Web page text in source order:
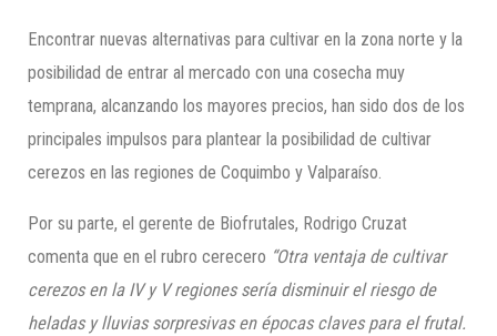
Encontrar nuevas alternativas para cultivar en la zona norte y la
posibilidad de entrar al mercado con una cosecha muy
temprana, alcanzando los mayores precios, han sido dos de los
principales impulsos para plantear la posibilidad de cultivar
cerezos en las regiones de Coquimbo y Valparaíso.
Por su parte, el gerente de Biofrutales, Rodrigo Cruzat
comenta que en el rubro cerecero “Otra ventaja de cultivar
cerezos en la IV y V regiones sería disminuir el riesgo de
heladas y lluvias sorpresivas en épocas claves para el frutal.